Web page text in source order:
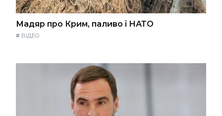
Мадяр про Крим, паливо і НАТО
# ВІДЕО